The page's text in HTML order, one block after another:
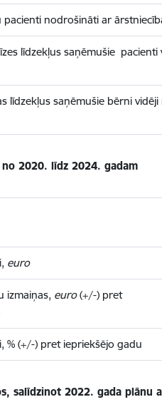
pacienti nodrošināti ar
līdzekļus saņēmušie pacienti
līdzekļus saņēmušie bērni vidēji
2020. līdz 2024. gadam
euro
izmaiņas, euro(+/-) pret
% (+/-) pret iepriekšējo gadu
salīdzinot 2022. gada plānu